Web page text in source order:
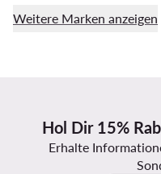
Weitere Marken anzeigen
Hol Dir 15%
Erhalte